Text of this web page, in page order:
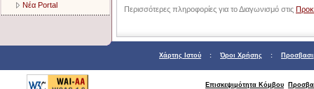
Νέα Portal
Περισσότερες πληροφορίες για το Διαγωνισμό στις
Χάρτης Ιστού : Όροι Χρήσης :
Επισκεψιμότητα Κόμβου